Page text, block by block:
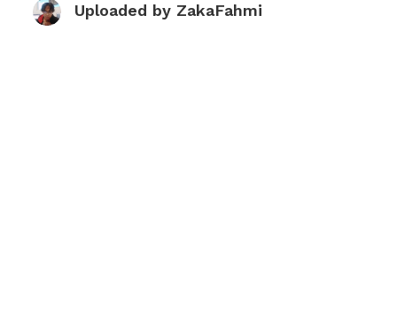
Uploaded by ZakaFahmi